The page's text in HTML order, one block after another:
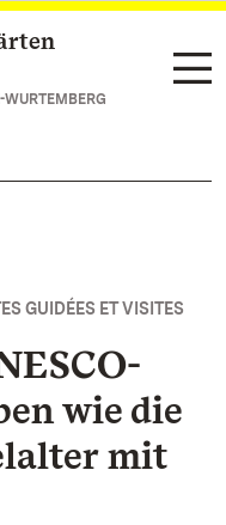
GUIDÉES ET VISITES
wie die
mit